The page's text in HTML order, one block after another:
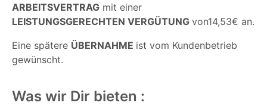
ARBEITSVERTRAG mit einer
LEISTUNGSGERECHTEN VERGÜTUNG von14,53€ an.
Eine spätere ÜBERNAHME ist vom Kundenbetrieb
gewünscht.
Was wir Dir bieten :